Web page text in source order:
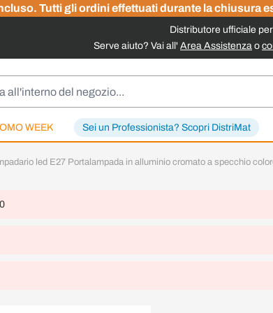
Tutti gli ordini effettuati durante la chiusura
Distributore ufficiale
Serve aiuto? Vai all' Area Assistenza o
WEEK Sei un Professionista? Scopri DistriMat
led E27 Portalampada in alluminio cromato a specchio